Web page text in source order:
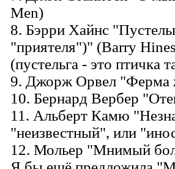
Men)
8. Бэрри Хайнс
"приятеля")" (Barry
(пустельга - это птичка
9. Джорж Орвел "Ферма
10. Бернард Вербер
11. Альберт Камю
"неизвестный", или
12. Мольер "Мнимый